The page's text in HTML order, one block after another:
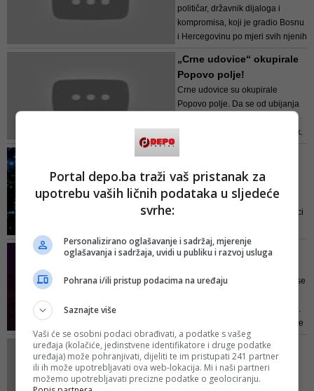
(DEPO TV/jk)
političar, državnik dijaloga i
kompromisa, koji je gradio Bosnu
i Hercegovinu po mjeri svih njenih
Ovako su reagovale vodeće
političke i javne ličnosti iz BiH na
vije...
„Crne udovice“ okupirale
Popovo polje!
Crne udovice su okupirale
Popovo polje. Da se od ubijanja
najotrovnijeg pauka živi, Slavko
Drapić bi, kaže, bio bogat čovjek.
i skuplja jaja oko imanja.
Kontekst: Štrajk policije
Kakav status uživaju policajci u
regiji, kako ih građani
doživljavaju, utječu li na njih
država i političari? Zašto policajci
položajem zadovoljne njihove
kolege u regiji?
(DEPO ...
Zapalio se automobil u
Automobil marke “ford” zapalio se
Antifašističke borbe u Beogradu.
Kako saznaje Telegraf.rs, vatra je
kuljala na sve strane, a nije
poznato kako je do požara došlo.
<...
Dodik: Srpskoj nakon
izbora prijeti Tuzlanski
scen...
Portal depo.ba traži vaš pristanak za
upotrebu vaših ličnih podataka u sljedeće
svrhe:
Personalizirano oglašavanje i sadržaj, mjerenje
oglašavanja i sadržaja, uvidi u publiku i razvoj usluga
Pohrana i/ili pristup podacima na uređaju
Saznajte više
Vaši će se osobni podaci obrađivati, a podatke s vašeg
uređaja (kolačiće, jedinstvene identifikatore i druge podatke
uređaja) može pohranjivati, dijeliti te im pristupati 241 partner
ili ih može upotrebljavati ova web-lokacija. Mi i naši partneri
možemo upotrebljavati precizne podatke o geolociranju.